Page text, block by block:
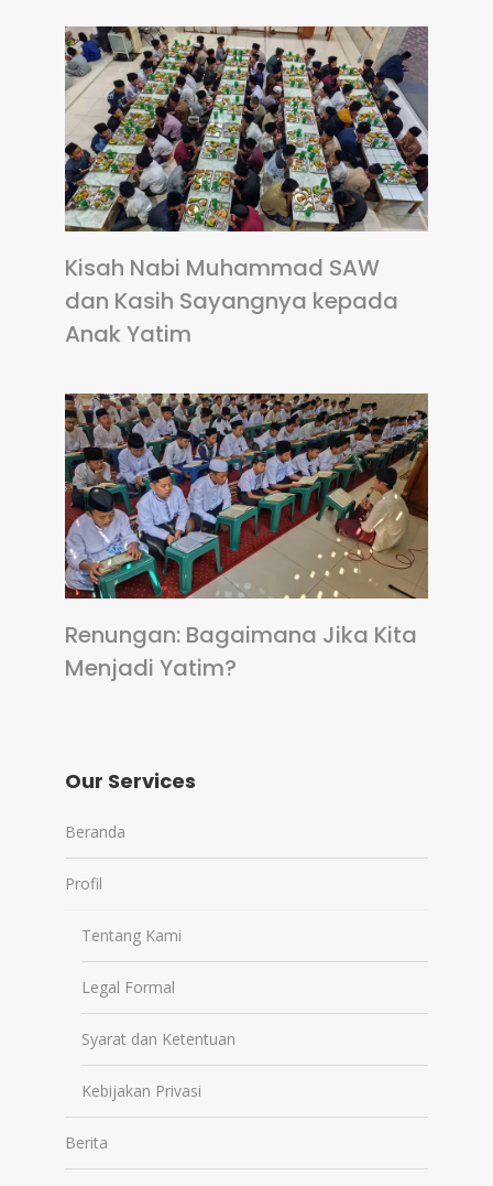
Kisah Nabi Muhammad SAW
dan Kasih Sayangnya kepada
Anak Yatim
Renungan: Bagaimana Jika Kita
Menjadi Yatim?
Our Services
Beranda
Profil
Tentang Kami
Legal Formal
Syarat dan Ketentuan
Kebijakan Privasi
Berita